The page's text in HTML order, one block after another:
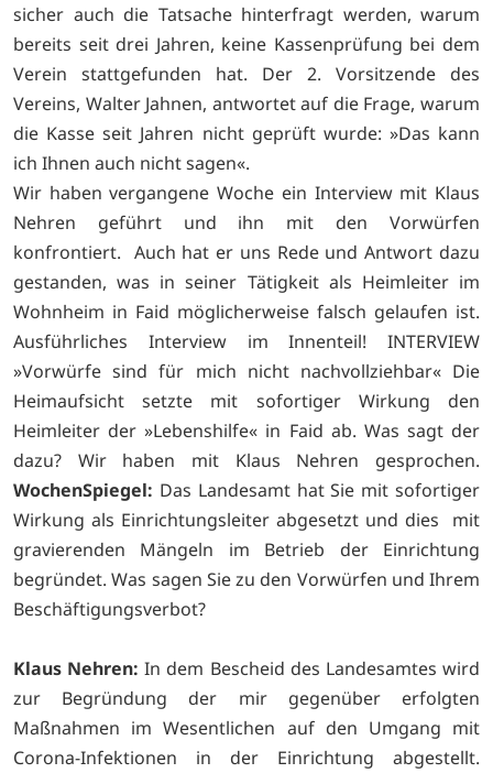
sicher auch die Tatsache hinterfragt werden, warum
bereits seit drei Jahren, keine Kassenprüfung bei dem
Verein stattgefunden hat. Der 2. Vorsitzende des
Vereins, Walter Jahnen, antwortet auf die Frage, warum
die Kasse seit Jahren nicht geprüft wurde: »Das kann
ich Ihnen auch nicht sagen«.
Wir haben vergangene Woche ein Interview mit Klaus
Nehren geführt und ihn mit den Vorwürfen
konfrontiert. Auch hat er uns Rede und Antwort dazu
gestanden, was in seiner Tätigkeit als Heimleiter im
Wohnheim in Faid möglicherweise falsch gelaufen ist.
Ausführliches Interview im Innenteil! INTERVIEW
»Vorwürfe sind für mich nicht nachvollziehbar« Die
Heimaufsicht setzte mit sofortiger Wirkung den
Heimleiter der »Lebenshilfe« in Faid ab. Was sagt der
dazu? Wir haben mit Klaus Nehren gesprochen.
WochenSpiegel: Das Landesamt hat Sie mit sofortiger
Wirkung als Einrichtungsleiter abgesetzt und dies mit
gravierenden Mängeln im Betrieb der Einrichtung
begründet. Was sagen Sie zu den Vorwürfen und Ihrem
Beschäftigungsverbot?
Klaus Nehren: In dem Bescheid des Landesamtes wird
zur Begründung der mir gegenüber erfolgten
Maßnahmen im Wesentlichen auf den Umgang mit
Corona-Infektionen in der Einrichtung abgestellt.